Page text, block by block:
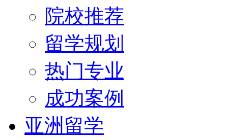
院校推荐
留学规划
热门专业
成功案例
亚洲留学